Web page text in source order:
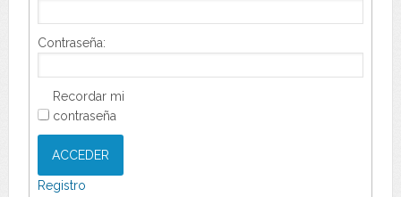
Contraseña:
Recordar mi
contraseña
ACCEDER
Registro